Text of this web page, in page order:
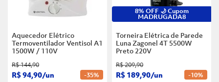
Aquecedor Elétrico
Termoventilador Ventisol A1
1500W / 110V
R$144,90
R$94,90/un -35%
8% OFF 🌙 Cupom
MADRUGADA8
Torneira Elétrica de Parede
Luna Zagonel 4T 5500W
Preto 220V
R$209,90
R$ 189,90/un -10%